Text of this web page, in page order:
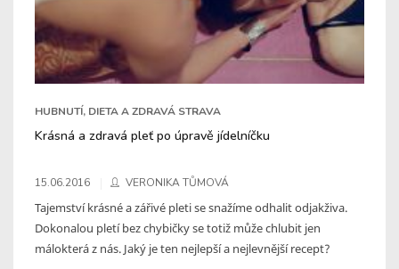
HUBNUTÍ, DIETA A ZDRAVÁ STRAVA
Krásná a zdravá pleť po úpravě jídelníčku
15.06.2016 VERONIKA TŮMOVÁ
Tajemství krásné a zářivé pleti se snažíme odhalit odjakživa.
Dokonalou pletí bez chybičky se totiž může chlubit jen
málokterá z nás. Jaký je ten nejlepší a nejlevnější recept?